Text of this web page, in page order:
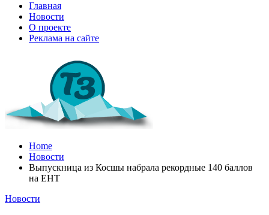
Главная
Новости
О проекте
Реклама на сайте
Home
Новости
Выпускница из Косшы набрала рекордные 140 баллов
на ЕНТ
Новости